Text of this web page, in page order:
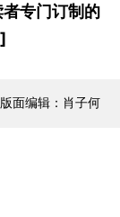
专门订制的
面编辑：肖子何